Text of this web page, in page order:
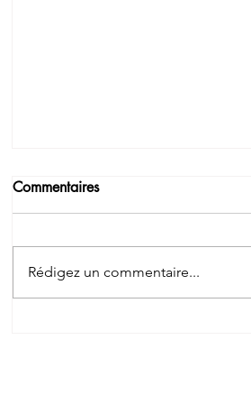
Commentaires
Rédigez un commentaire...